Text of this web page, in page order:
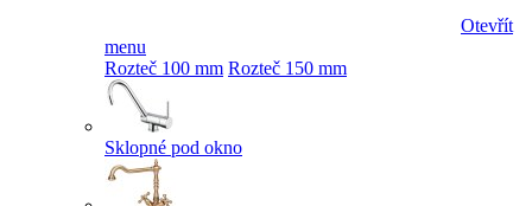
Otevřít
menu
Rozteč 100 mm Rozteč 150 mm
Sklopné pod okno